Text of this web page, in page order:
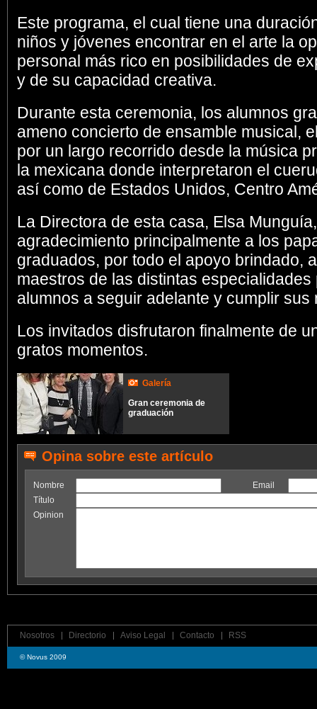
Este programa, el cual tiene una
niños y jóvenes encontrar en el arte la
personal más rico en posibilidades de
y de su capacidad creativa.
Durante esta ceremonia, los alumnos
ameno concierto de ensamble musical,
por un largo recorrido desde la música
la mexicana donde interpretaron el
así como de Estados Unidos, Centro
La Directora de esta casa, Elsa
agradecimiento principalmente a los
graduados, por todo el apoyo brindado,
maestros de las distintas
alumnos a seguir adelante y cumplir sus
Los invitados disfrutaron finalmente de
gratos momentos.
Galería
Gran ceremonia de
graduación
Opina sobre este artículo
Nombre
Email
Título
Opinion
Nosotros Directorio Aviso Legal Contacto RSS
© Novus 2009